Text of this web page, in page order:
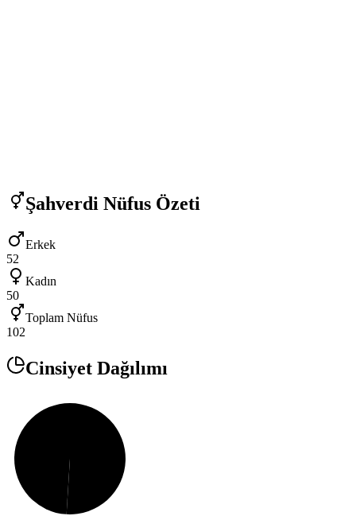
Şahverdi Nüfus Özeti
Erkek
52
Kadın
50
Toplam Nüfus
102
Cinsiyet Dağılımı